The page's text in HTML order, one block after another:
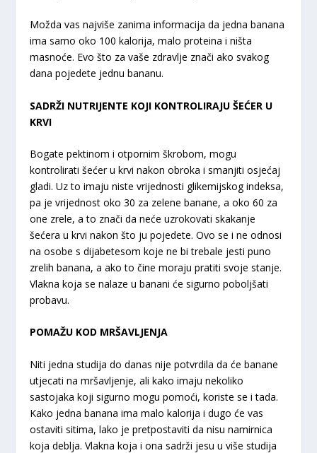
Možda vas najviše zanima informacija da jedna banana
ima samo oko 100 kalorija, malo proteina i ništa
masnoće. Evo što za vaše zdravlje znači ako svakog
dana pojedete jednu bananu.
SADRŽI NUTRIJENTE KOJI KONTROLIRAJU ŠEĆER U
KRVI
Bogate pektinom i otpornim škrobom, mogu
kontrolirati šećer u krvi nakon obroka i smanjiti osjećaj
gladi. Uz to imaju niste vrijednosti glikemijskog indeksa,
pa je vrijednost oko 30 za zelene banane, a oko 60 za
one zrele, a to znači da neće uzrokovati skakanje
šećera u krvi nakon što ju pojedete. Ovo se i ne odnosi
na osobe s dijabetesom koje ne bi trebale jesti puno
zrelih banana, a ako to čine moraju pratiti svoje stanje.
Vlakna koja se nalaze u banani će sigurno poboljšati
probavu.
POMAŽU KOD MRŠAVLJENJA
Niti jedna studija do danas nije potvrdila da će banane
utjecati na mršavljenje, ali kako imaju nekoliko
sastojaka koji sigurno mogu pomoći, koriste se i tada.
Kako jedna banana ima malo kalorija i dugo će vas
ostaviti sitima, lako je pretpostaviti da nisu namirnica
koja deblja. Vlakna koja i ona sadrži jesu u više studija